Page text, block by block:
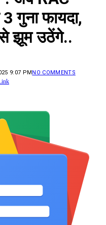
3 गुना फायदा,
झूम उठेंगे..
9:07 PMNO COMMENTS